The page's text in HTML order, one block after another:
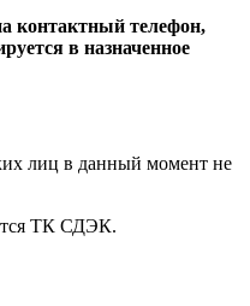
контактный телефон,
в назначенное
лиц в данный момент не
ТК СДЭК.